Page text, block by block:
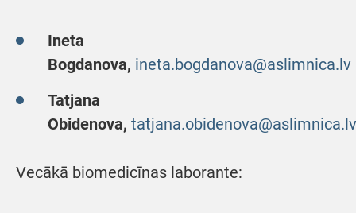
Ineta
Bogdanova, ineta.bogdanova@aslimnica.lv
Tatjana
Obidenova, tatjana.obidenova@aslimnica.lv
Vecākā biomedicīnas laborante: